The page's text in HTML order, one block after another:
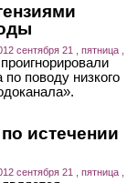
сентября 21 , пятница ,
поводу низкого
истечении
сентября 21 , пятница ,